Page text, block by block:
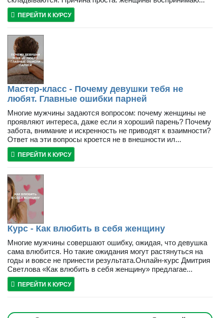
ПЕРЕЙТИ К КУРСУ
Мастер-класс - Почему девушки тебя не
любят. Главные ошибки парней
Многие мужчины задаются вопросом: почему женщины не
проявляют интереса, даже если я хороший парень? Почему
забота, внимание и искренность не приводят к взаимности?
Ответ на эти вопросы кроется не в внешности ил...
ПЕРЕЙТИ К КУРСУ
Курс - Как влюбить в себя женщину
Многие мужчины совершают ошибку, ожидая, что девушка
сама влюбится. Но такие ожидания могут растянуться на
годы и вовсе не принести результата.Онлайн-курс Дмитрия
Светлова «Как влюбить в себя женщину» предлагае...
ПЕРЕЙТИ К КУРСУ